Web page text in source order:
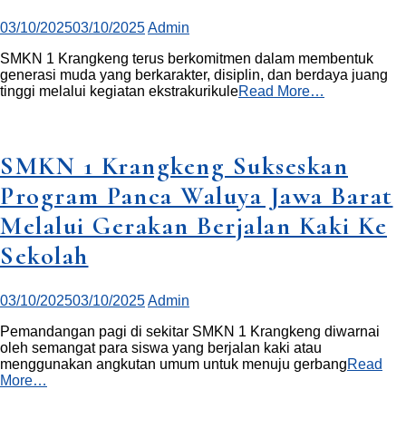
03/10/202503/10/2025Admin
SMKN 1 Krangkeng terus berkomitmen dalam membentuk
generasi muda yang berkarakter, disiplin, dan berdaya juang
tinggi melalui kegiatan ekstrakurikuleRead More…
SMKN 1 Krangkeng Sukseskan
Program Panca Waluya Jawa Barat
Melalui Gerakan Berjalan Kaki Ke
Sekolah
03/10/202503/10/2025Admin
Pemandangan pagi di sekitar SMKN 1 Krangkeng diwarnai
oleh semangat para siswa yang berjalan kaki atau
menggunakan angkutan umum untuk menuju gerbangRead
More…